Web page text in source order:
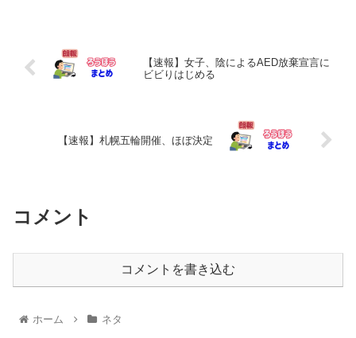
【速報】女子、陰によるAED放棄宣言に
ビビりはじめる
【速報】札幌五輪開催、ほぼ決定
コメント
コメントを書き込む
ホーム ネタ